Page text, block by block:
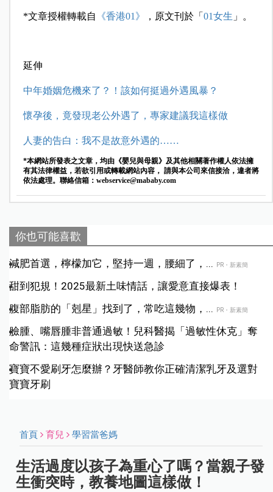
*文章授權轉載自 《香港01》 ，原文刊於「 01女生 」。
延伸
中年婚姻危機來了？！該如何挺過外遇風暴？
懷孕後，竟發現老公外遇了，專家建議我這樣做
人妻的告白：我不是故意外遇的……
*本網站所發表之文章，均由《嬰兒與母親》及其他相關著作權人依法擁
有其法律權益，若欲引用或轉載網站內容， 請與本公司來信接洽，違者將
依法處理。聯絡信箱： webservice@mababy.com
你也可能喜歡
減肥首選，檸檬加它，堅持一週，腰細了，... PR・新素簡
甜到犯規！2025最新土味情話，讓愛意直接爆表！
腹部脂肪的「剋星」找到了，常吃這幾物，...
PR・新素簡
臉腫、嘴唇腫非普通過敏！兒科醫揭「過敏性休克」奪
命警訊：這幾種症狀出現快送急診
寶寶不愛刷牙怎麼辦？牙醫師教你正確清潔乳牙及選對
寶寶牙刷
首頁 育兒 學習當爸媽
生活過度以孩子為重心了嗎？當親子發
生衝突時，教養地圖這樣做！